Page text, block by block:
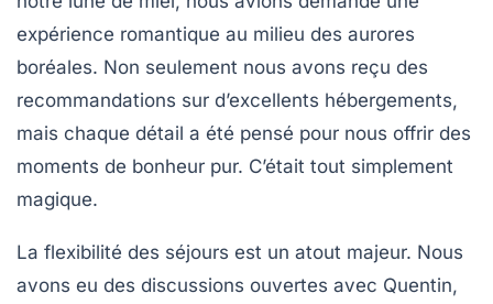
expérience romantique au milieu des aurores
boréales. Non seulement nous avons reçu des
recommandations sur d’excellents hébergements,
mais chaque détail a été pensé pour nous offrir des
moments de bonheur pur. C’était tout simplement
magique.
La flexibilité des séjours est un atout majeur. Nous
avons eu des discussions ouvertes avec Quentin,